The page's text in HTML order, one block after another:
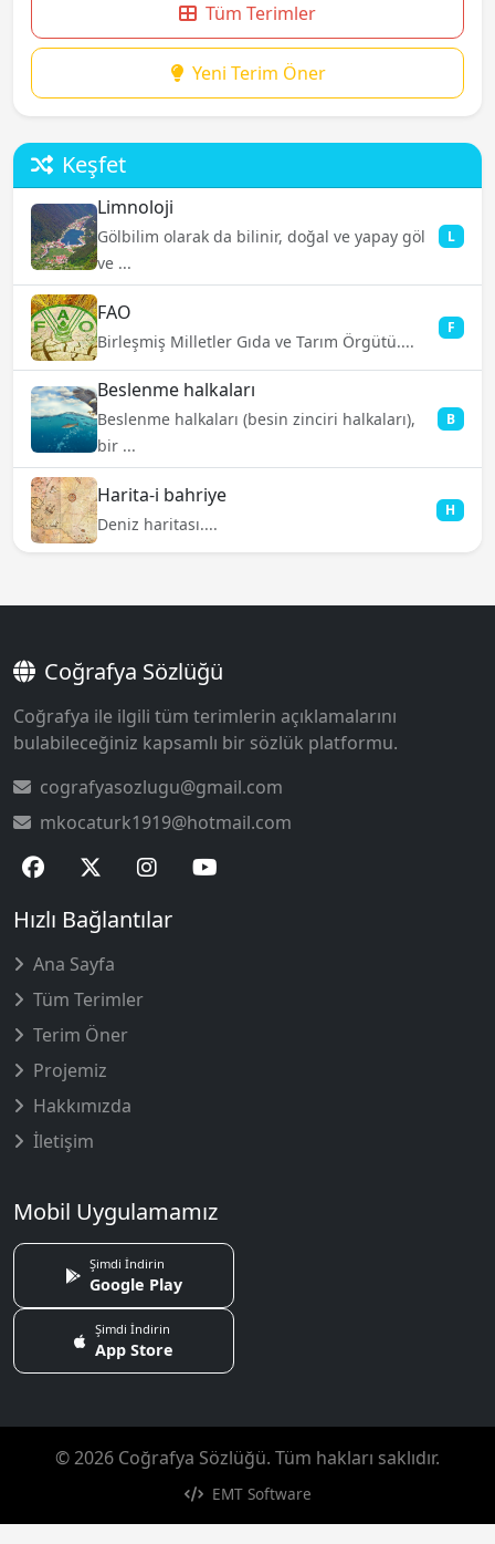
Tüm Terimler
Yeni Terim Öner
Keşfet
Limnoloji
Gölbilim olarak da bilinir, doğal ve yapay göl
ve ...
L
FAO
Birleşmiş Milletler Gıda ve Tarım Örgütü....
F
Beslenme halkaları
Beslenme halkaları (besin zinciri halkaları),
bir ...
B
Harita-i bahriye
Deniz haritası....
H
Coğrafya Sözlüğü
Coğrafya ile ilgili tüm terimlerin açıklamalarını
bulabileceğiniz kapsamlı bir sözlük platformu.
cografyasozlugu@gmail.com
mkocaturk1919@hotmail.com
Hızlı Bağlantılar
Ana Sayfa
Tüm Terimler
Terim Öner
Projemiz
Hakkımızda
İletişim
Mobil Uygulamamız
Şimdi İndirin
Google Play
Şimdi İndirin
App Store
© 2026 Coğrafya Sözlüğü. Tüm hakları saklıdır.
EMT Software